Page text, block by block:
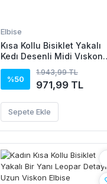
Elbise
Kısa Kollu Bisiklet Yakalı
Kedı Desenli Midi Vıskon
Elbise
%50
1.943,99 TL
971,99 TL
Sepete Ekle